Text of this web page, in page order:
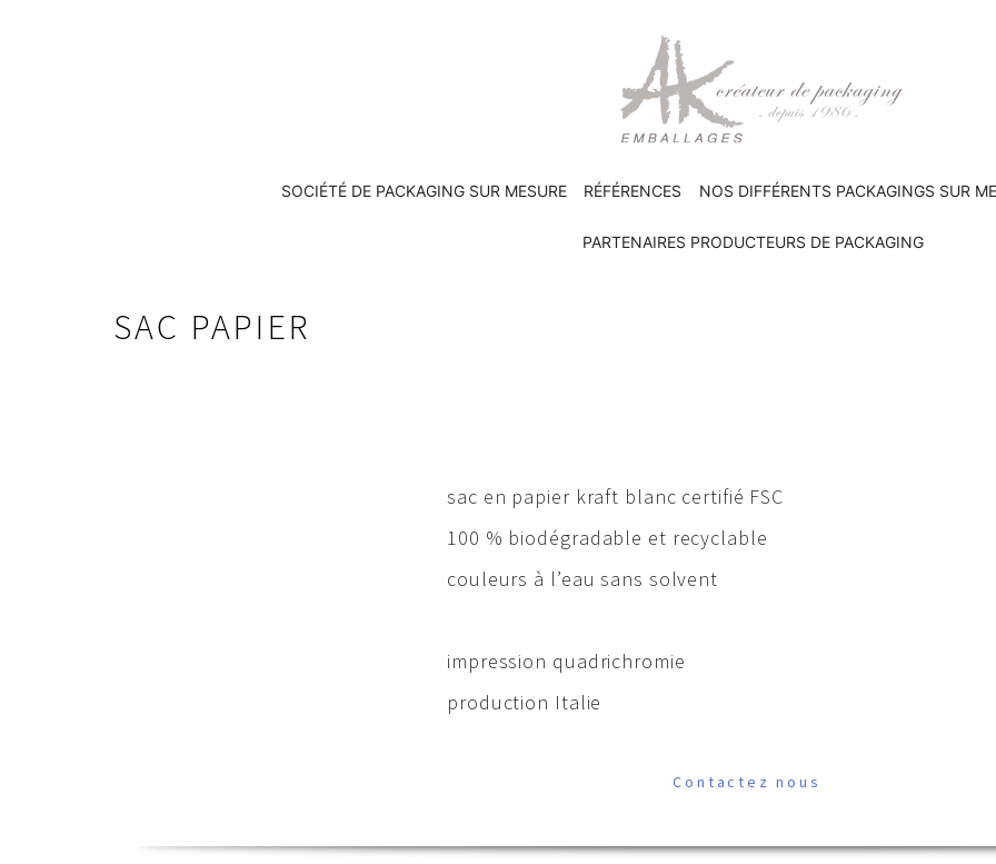
SOCIÉTÉ DE PACKAGING SUR MESURE RÉFÉRENCES NOS DIFFÉRENTS PACKAGINGS SUR
PARTENAIRES PRODUCTEURS DE PACKAGING
SAC PAPIER
sac en papier kraft blanc certifié FSC
100 % biodégradable et recyclable
couleurs à l’eau sans solvent
impression quadrichromie
production Italie
Contactez nous